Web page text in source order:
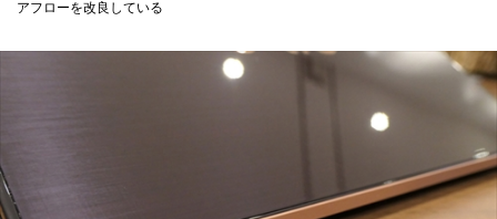
アフローを改良している